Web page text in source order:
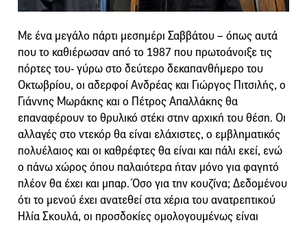
Με ένα μεγάλο πάρτι μεσημέρι Σαββάτου – όπως αυτά
που το καθιέρωσαν από το 1987 που πρωτοάνοιξε τις
πόρτες του- γύρω στο δεύτερο δεκαπανθήμερο του
Οκτωβρίου, οι αδερφοί Ανδρέας και Γιώργος Πιτσιλής, ο
Γιάννης Μωράκης και ο Πέτρος Απαλλάκης θα
επαναφέρουν το θρυλικό στέκι στην αρχική του θέση. Οι
αλλαγές στο ντεκόρ θα είναι ελάχιστες, ο εμβληματικός
πολυέλαιος και οι καθρέφτες θα είναι και πάλι εκεί, ενώ
ο πάνω χώρος όπου παλαιότερα ήταν μόνο για φαγητό
πλέον θα έχει και μπαρ. Όσο για την κουζίνα; Δεδομένου
ότι το μενού έχει ανατεθεί στα χέρια του ανατρεπτικού
Ηλία Σκουλά, οι προσδοκίες ομολογουμένως είναι